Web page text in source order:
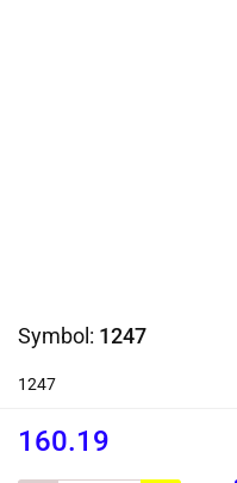
Symbol: 1247
1247
160.19